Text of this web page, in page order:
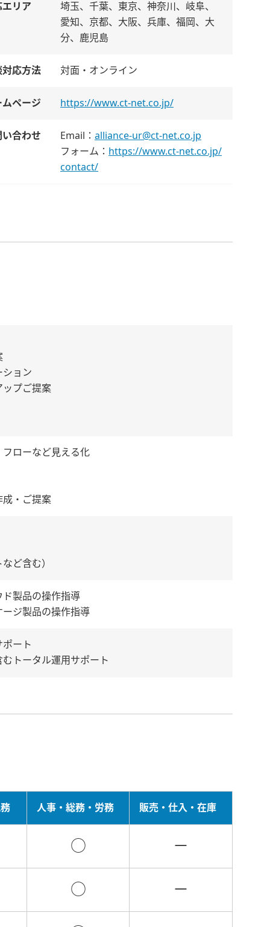
エリア
埼玉、千葉、東京、神奈川、岐阜、
愛知、京都、大阪、兵庫、福岡、大
分、鹿児島
対応方法 対面・オンライン
ムページ https://www.ct-net.co.jp/
い合わせ Email： alliance-ur@ct-net.co.jp
フォーム： https://www.ct-net.co.jp/
contact/
ション
ップご提案
フローなど見える化
成・ご提案
ど含む）
ド製品の操作指導
ージ製品の操作指導
ポート
むトータル運用サポート
人事・総務・労務 販売・仕入・在庫
○ －
○ －